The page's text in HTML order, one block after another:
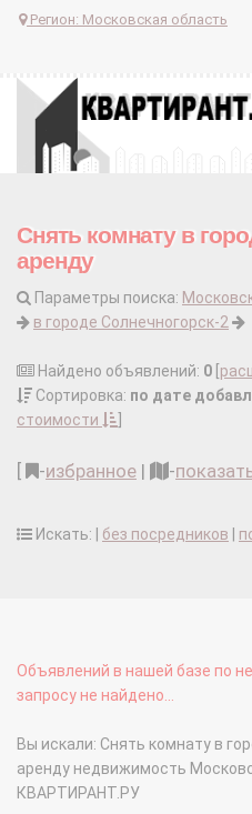
Регион: Московская область
Снять комнату в
аренду
Параметры поиска:
в городе Солнечногорск-2
Найдено объявлений: 0
Сортировка: по дате
стоимости
-избранное | -
Искать: | без посредников
Объявлений в нашей базе по
запросу не найдено...
Вы искали: Снять комнату в
аренду недвижимость
КВАРТИРАНТ.РУ